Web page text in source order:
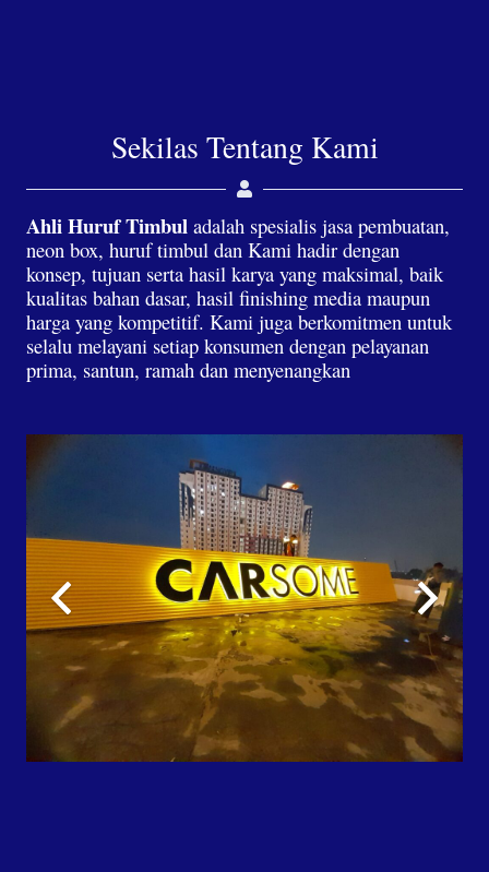
Sekilas Tentang Kami
Ahli Huruf Timbul adalah spesialis jasa pembuatan,
neon box, huruf timbul dan Kami hadir dengan
konsep, tujuan serta hasil karya yang maksimal, baik
kualitas bahan dasar, hasil finishing media maupun
harga yang kompetitif. Kami juga berkomitmen untuk
selalu melayani setiap konsumen dengan pelayanan
prima, santun, ramah dan menyenangkan